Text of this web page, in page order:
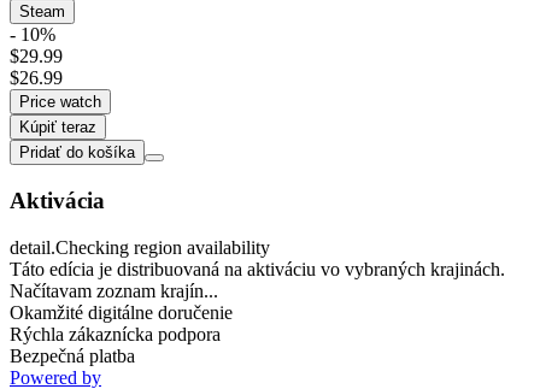
Steam
- 10%
$29.99
$26.99
Price watch
Kúpiť teraz
Pridať do košíka
Aktivácia
detail.Checking region availability
Táto edícia je distribuovaná na aktiváciu vo vybraných krajinách.
Načítavam zoznam krajín...
Okamžité digitálne doručenie
Rýchla zákaznícka podpora
Bezpečná platba
Powered by